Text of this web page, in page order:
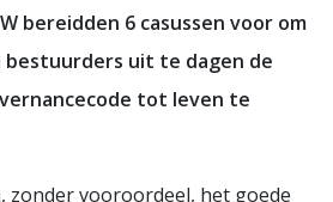
bereidden 6 casussen voor om
uit te dagen de
tot leven te
zonder vooroordeel, het goede